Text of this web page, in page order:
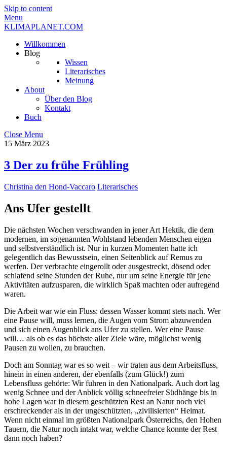
Skip to content
Menu
KLIMAPLANET.COM
Willkommen
Blog
Wissen
Literarisches
Meinung
About
Über den Blog
Kontakt
Buch
Close Menu
15 März 2023
3 Der zu frühe Frühling
Christina den Hond-Vaccaro Literarisches
Ans Ufer gestellt
Die nächsten Wochen verschwanden in jener Art Hektik, die dem
modernen, im sogenannten Wohlstand lebenden Menschen eigen
und selbstverständlich ist. Nur in kurzen Momenten hatte ich
gelegentlich das Bewusstsein, einen Seitenblick auf Remus zu
werfen. Der verbrachte eingerollt oder ausgestreckt, dösend oder
schlafend seine Stunden der Ruhe, nur um seine Energie für jene
Aktivitäten aufzusparen, die wirklich Spaß machten oder aufregend
waren.
Die Arbeit war wie ein Fluss: dessen Wasser kommt stets nach. Wer
eine Pause will, muss lernen, die Augen vom Strom abzuwenden
und sich einen Augenblick ans Ufer zu stellen. Wer eine Pause
will… als ob es das höchste aller Ziele wäre, möglichst wenig
Pausen zu wollen, zu brauchen.
Doch am Sonntag war es so weit – wir traten aus dem Arbeitsfluss,
hinein in einen anderen, der ebenfalls (zum Glück!) zum
Lebensfluss gehörte: Wir fuhren in den Nationalpark. Auch dort lag
wenig Schnee und der Anblick völlig schneefreier Südhänge bis in
hohe Lagen war in diesem geschützten Rest an Natur noch viel
erschreckender als in der ungeschützten, „zivilisierten“ Heimat.
Wenn nicht einmal im größten Nationalpark Österreichs, den Hohen
Tauern, die Natur noch intakt war, welche Chance konnte der Rest
dann noch haben?